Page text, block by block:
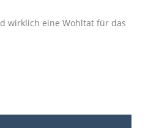
wirklich eine Wohltat für das